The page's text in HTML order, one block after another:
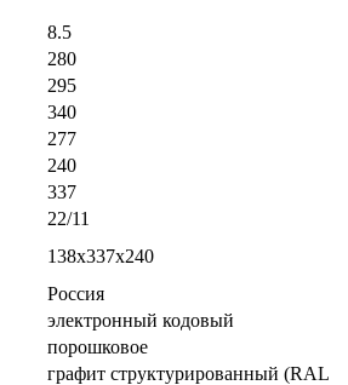
8.5
280
295
340
277
240
337
22/11
138x337x240
Россия
электронный кодовый
порошковое
графит структурированный (RAL